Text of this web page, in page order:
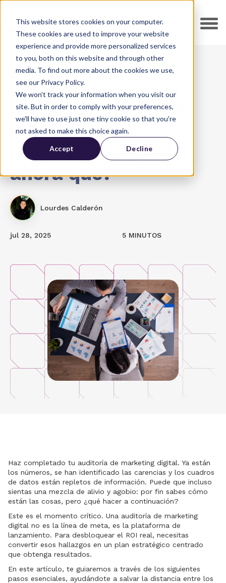
This website stores cookies on your computer.
These cookies are used to improve your website
experience and provide more personalized services
to you, both on this website and through other
media. To find out more about the cookies we use,
see our Privacy Policy.
We won't track your information when you visit our
site. But in order to comply with your preferences,
we'll have to use just one tiny cookie so that you're
not asked to make this choice again.
Accept Decline
ES
¿Haz terminado tu
auditoría de
marketing digital y
ahora qué?
Lourdes Calderón
jul 28, 2025 5 MINUTOS
Haz completado tu auditoría de marketing digital. Ya están
los números, se han identificado las carencias y los cuadros
de datos están repletos de información. Puede que incluso
sientas una mezcla de alivio y agobio: por fin sabes cómo
están las cosas, pero ¿qué hacer a continuación?
Este es el momento crítico. Una auditoría de marketing
digital no es la línea de meta, es la plataforma de
lanzamiento. Para desbloquear el ROI real, necesitas
convertir esos hallazgos en un plan estratégico centrado
que obtenga resultados.
En este artículo, te guiaremos a través de los siguientes
pasos esenciales, ayudándote a salvar la distancia entre los